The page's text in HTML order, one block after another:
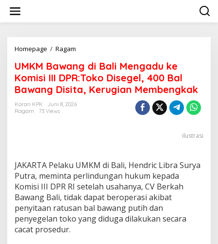
konten
Homepage / Ragam
di
Bali
Mengadu
ke
Komisi
Disita,
Kerugian
Membengkak
UMKM Bawang di Bali Mengadu ke
Komisi III DPR:Toko Disegel, 400 Bal
Bawang Disita, Kerugian Membengkak
Koran KPK
Juni 8, 2026
Ragam
73 Views
ilustrasi
JAKARTA Pelaku UMKM di Bali, Hendric Libra Surya
Putra, meminta perlindungan hukum kepada
Komisi III DPR RI setelah usahanya, CV Berkah
Bawang Bali, tidak dapat beroperasi akibat
penyitaan ratusan bal bawang putih dan
penyegelan toko yang diduga dilakukan secara
cacat prosedur.